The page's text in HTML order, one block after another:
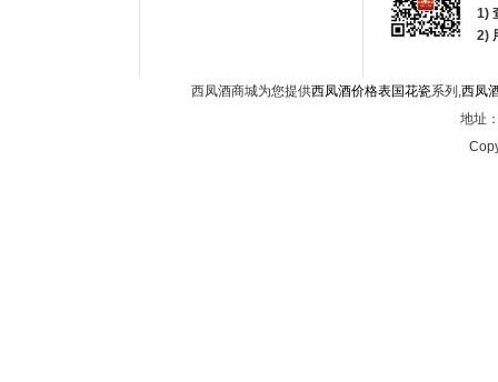
1)
2)
西凤酒商城为您提供西凤酒价格表国花瓷系列, 西凤
地址